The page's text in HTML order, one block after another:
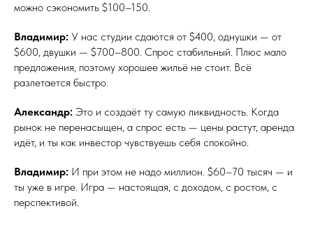
можно сэкономить $100–150.
Владимир: У нас студии сдаются от $400, однушки — от
$600, двушки — $700–800. Спрос стабильный. Плюс мало
предложения, поэтому хорошее жильё не стоит. Всё
разлетается быстро.
Александр: Это и создаёт ту самую ликвидность. Когда
рынок не перенасыщен, а спрос есть — цены растут, аренда
идёт, и ты как инвестор чувствуешь себя спокойно.
Владимир: И при этом не надо миллион. $60–70 тысяч — и
ты уже в игре. Игра — настоящая, с доходом, с ростом, с
перспективой.